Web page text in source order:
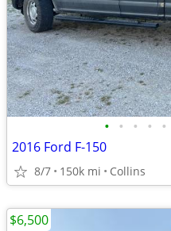
• • • • •
2016 Ford F-150
8/7 150k mi Collins
$6,500